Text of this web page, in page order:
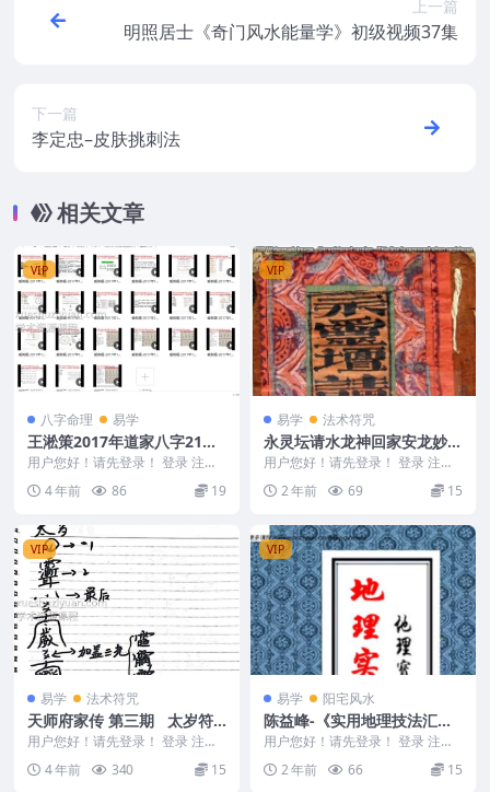
上一篇
明照居士《奇门风水能量学》初级视频37集
下一篇
李定忠–皮肤挑刺法
相关文章
VIP
八字命理 易学
王淞策2017年道家八字21集
视频
用户您好！请先登录！ 登录 注册
王淞策2017年道家八字21集视频
王淞策八字...
4 年前 86 19
VIP
易学 法术符咒
永灵坛请水龙神回家安龙妙经
书.pdf
用户您好！请先登录！ 登录 注册
永灵坛请水龙神回家安龙妙经书.p
df 2406...
2 年前 69 15
VIP
易学 法术符咒
天师府家传 第三期 太岁符
张帅镇宅 赵公求财 玄帝符
王公户斗 文档讲解画法以及
运用
用户您好！请先登录！ 登录 注册
天师府家传 第三期 太岁符 张帅
镇宅...4 年前 340 15
VIP
易学 阳宅风水
陈益峰-《实用地理技法汇
编》《地理实用技法汇总》2
024夏天.pdf
用户您好！请先登录！ 登录 注册
陈益峰-《实用地理技法汇编》
《地理实用技法汇总...
2 年前 66 15